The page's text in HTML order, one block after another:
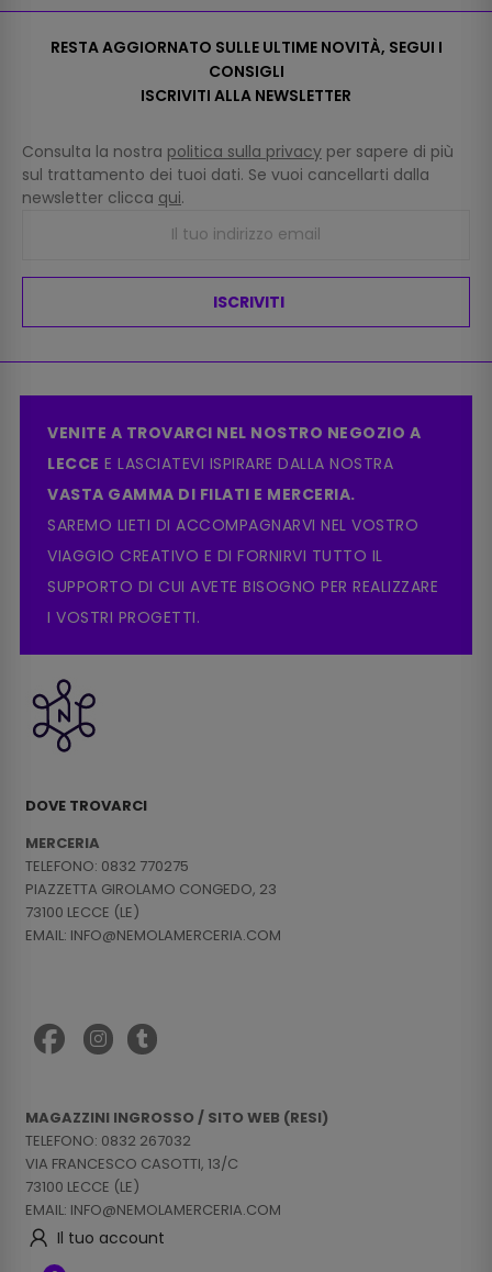
RESTA AGGIORNATO SULLE ULTIME NOVITÀ, SEGUI I
CONSIGLI
ISCRIVITI ALLA NEWSLETTER
Consulta la nostra politica sulla privacy per sapere di più
sul trattamento dei tuoi dati. Se vuoi cancellarti dalla
newsletter clicca qui.
ISCRIVITI
VENITE A TROVARCI NEL NOSTRO NEGOZIO A
LECCE E LASCIATEVI ISPIRARE DALLA NOSTRA
VASTA GAMMA DI FILATI E MERCERIA.
SAREMO LIETI DI ACCOMPAGNARVI NEL VOSTRO
VIAGGIO CREATIVO E DI FORNIRVI TUTTO IL
SUPPORTO DI CUI AVETE BISOGNO PER REALIZZARE
I VOSTRI PROGETTI.
DOVE TROVARCI
MERCERIA
TELEFONO: 0832 770275
PIAZZETTA GIROLAMO CONGEDO, 23
73100 LECCE (LE)
EMAIL: INFO@NEMOLAMERCERIA.COM
MAGAZZINI INGROSSO / SITO WEB (RESI)
TELEFONO: 0832 267032
VIA FRANCESCO CASOTTI, 13/C
73100 LECCE (LE)
EMAIL: INFO@NEMOLAMERCERIA.COM
Il tuo account